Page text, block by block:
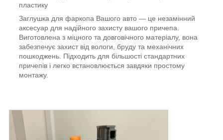
пластику
Заглушка для фаркопа Вашого авто — це незамінний
аксесуар для надійного захисту вашого причепа.
Виготовлена з міцного та довговічного матеріалу, вона
забезпечує захист від вологи, бруду та механічних
пошкоджень. Підходить для більшості стандартних
причепів і легко встановлюється завдяки простому
монтажу.